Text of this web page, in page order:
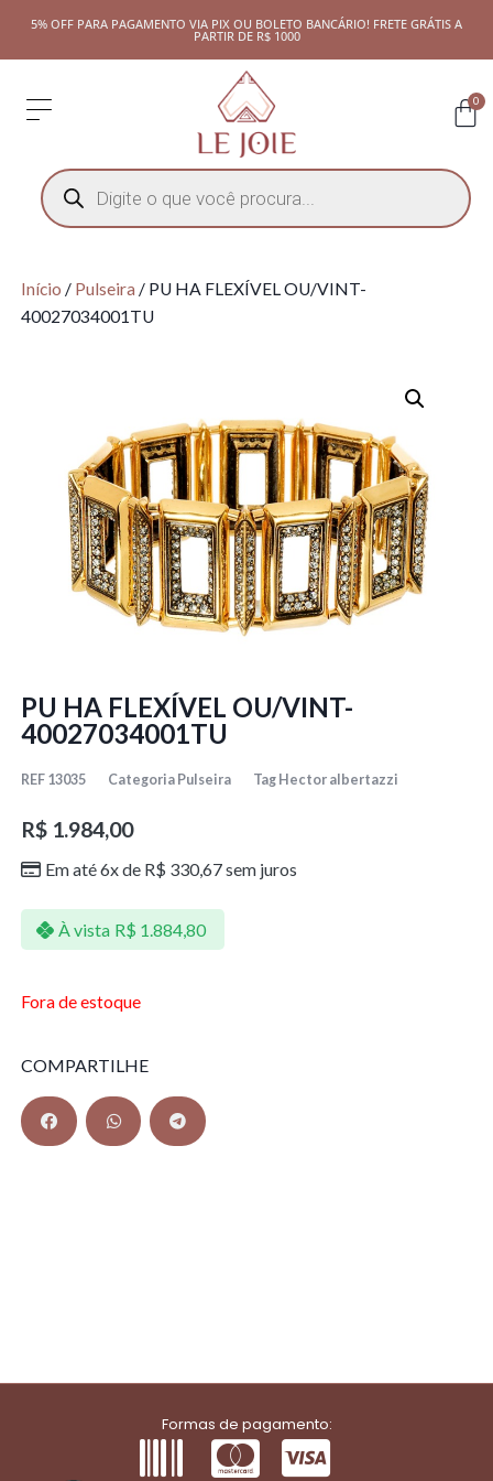
5% OFF PARA PAGAMENTO VIA PIX OU BOLETO BANCÁRIO! FRETE GRÁTIS A
PARTIR DE R$ 1000
0
Início / Pulseira / PU HA FLEXÍVEL OU/VINT-
40027034001TU
PU HA FLEXÍVEL OU/VINT-
40027034001TU
REF 13035 Categoria Pulseira Tag Hector albertazzi
R$1.984,00
Em até 6x de R$ 330,67sem juros
À vista R$ 1.884,80
Fora de estoque
COMPARTILHE
Formas de pagamento: